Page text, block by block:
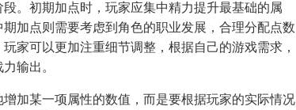
。初期加点时，玩家应集中精力提升最基础的属
加点则需要考虑到角色的职业发展，合理分配点数
家可以更加注重细节调整，根据自己的游戏需求，
输出。
加某一项属性的数值，而是要根据玩家的实际情况